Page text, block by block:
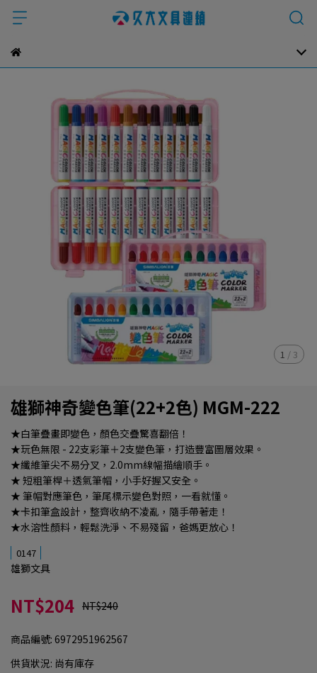
1 / 3
雄獅神奇變色筆(22+2色) MGM-222
★白筆疊畫即變色，顏色交疊驚喜翻倍！
★玩色無限 - 22支彩筆＋2支變色筆，打造豐富圖層效果。
★纖維筆尖不易分叉，2.0mm線幅描繪順手。
★ 短粗筆桿＋透氣筆帽，小手好握又安全。
★ 筆帽對應筆色，筆尾標示變色對照，一看就懂。
★卡扣筆盒設計，整齊收納不凌亂，隨手帶著走！
★水溶性顏料，輕鬆洗淨、不易殘留，爸媽更放心！
0147
雄獅文具
NT$204 NT$240
商品編號: 6972951962567
供貨狀況: 尚有庫存